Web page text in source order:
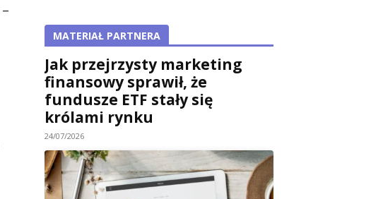
MATERIAŁ PARTNERA
Jak przejrzysty marketing
finansowy sprawił, że
fundusze ETF stały się
królami rynku
24/07/2026